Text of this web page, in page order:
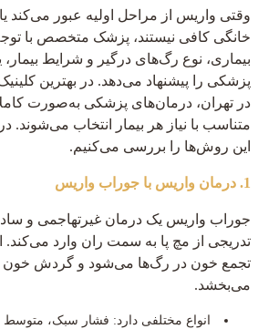
وقتی واریس از مراحل اولیه عبور می‌کند
خانگی کافی نیستند، پزشک متخصص با
بیماری، نوع رگ‌های درگیر و شرایط
پزشکی را پیشنهاد می‌دهد. در بهترین
در تهران، درمان‌های پزشکی به‌صورت
متناسب با نیاز هر بیمار انتخاب می‌شوند.
این روش‌ها را بررسی می‌کنیم.
1. درمان واریس با جوراب واریس
جوراب واریس یک درمان غیرتهاجمی و
تدریجی از مچ پا به سمت ران وارد می‌کند.
تجمع خون در رگ‌ها می‌شود و گردش خون
می‌بخشد.
انواع مختلفی دارد: فشار سبک،